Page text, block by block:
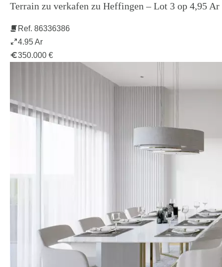
Terrain zu verkafen zu Heffingen – Lot 3 op 4,95 Ar
Ref. 86336386
4.95 Ar
350.000 €